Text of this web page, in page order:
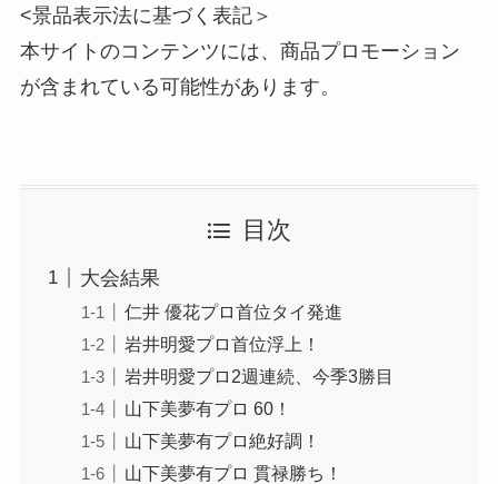
<景品表示法に基づく表記＞
本サイトのコンテンツには、商品プロモーション
が含まれている可能性があります。
目次
大会結果
仁井 優花プロ首位タイ発進
岩井明愛プロ首位浮上！
岩井明愛プロ2週連続、今季3勝目
山下美夢有プロ 60！
山下美夢有プロ絶好調！
山下美夢有プロ 貫禄勝ち！